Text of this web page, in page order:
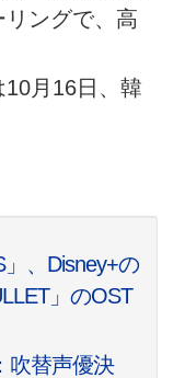
ングで、高
10月16日、韓
、Disney+の
」のOST
吹替声優決